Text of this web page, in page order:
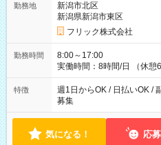
勤務地
新潟市北区
新潟県新潟市東区
フリック株式会社
勤務時間
8:00～17:00
実働時間：8時間/日 （休憩60分
募集は行っておりません。
特徴
週1日からOK / 日払いOK /
募集
気になる！ 応